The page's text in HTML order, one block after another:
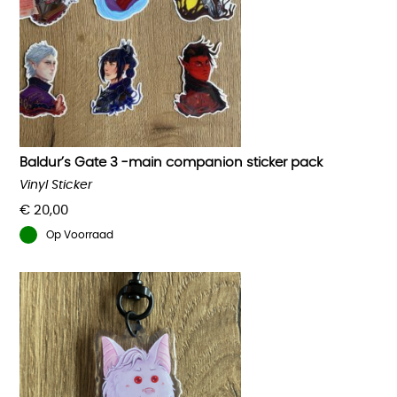
Deze
optie
kan
gekozen
worden
op
de
productpagina
Baldur’s Gate 3 -main companion sticker pack
€ 20,00
Vinyl Sticker
Op Voorraad